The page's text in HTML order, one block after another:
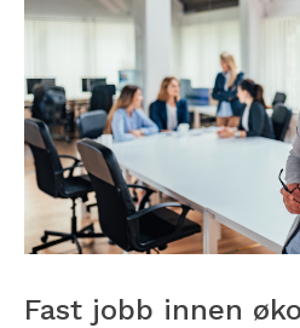
Fast jobb innen